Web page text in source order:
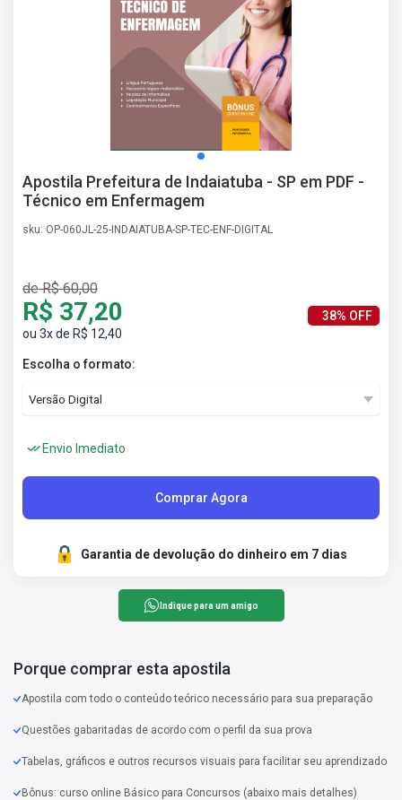
Apostila Prefeitura de Indaiatuba - SP em PDF -
Técnico em Enfermagem
sku: OP-060JL-25-INDAIATUBA-SP-TEC-ENF-DIGITAL
de R$ 60,00
R$ 37,20
ou 3x de R$ 12,40
38% OFF
Escolha o formato:
Envio Imediato
Comprar Agora
Garantia de devolução do dinheiro em 7 dias
Indique para um amigo
Porque comprar esta apostila
Apostila com todo o conteúdo teórico necessário para sua preparação
Questões gabaritadas de acordo com o perfil da sua prova
Tabelas, gráficos e outros recursos visuais para facilitar seu aprendizado
Bônus: curso online Básico para Concursos (abaixo mais detalhes)